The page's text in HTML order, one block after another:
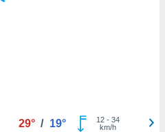
29° / 19° 12- 34
km/h